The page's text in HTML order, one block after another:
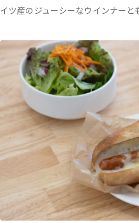
イツ産のジューシーなウインナーと